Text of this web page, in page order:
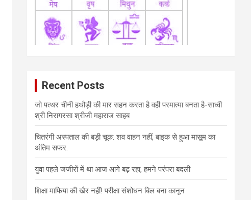
Recent Posts
जो पत्थर चीनी हथौड़ी की मार सहन करता है वही परमात्मा बनता है-साध्वी
श्री निरागरसा श्रीजी महाराज साहब
चितरंगी अस्पताल की बड़ी चूक: शव वाहन नहीं, बाइक से हुआ मासूम का
अंतिम सफर.
युवा पहले जंजीरों में था आज आगे बढ़ रहा, हमने परंपरा बदली
शिक्षा माफिया की खैर नहीं! परीक्षा संशोधन बिल बना कानून